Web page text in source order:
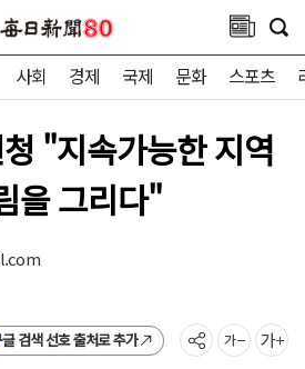
사회 경제 국제 문화 스포츠
"지속가능한 지역
을 그리다"
검색 선호 출처로 추가